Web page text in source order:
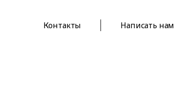
Контакты Написать нам